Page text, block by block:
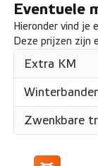
Eventuele
Hieronder vind je
Deze prijzen zijn
Extra KM
Zwenkbare